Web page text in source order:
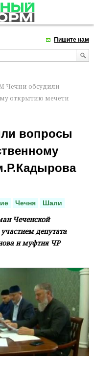
Пишите нам
Чечни обсудили
открытию мечети
вопросы
Чечня Шали
Чеченской
депутата
и муфтия ЧР